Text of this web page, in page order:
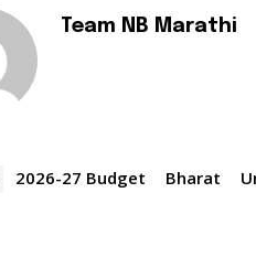
Team NB Marathi
2026-27 Budget Bharat